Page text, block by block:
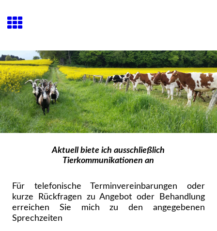
Aktuell biete ich ausschließlich
Tierkommunikationen an
Für telefonische Terminvereinbarungen oder
kurze Rückfragen zu Angebot oder Behandlung
erreichen Sie mich zu den angegebenen
Sprechzeiten